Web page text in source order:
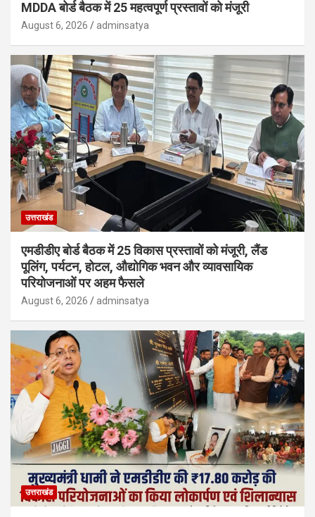
MDDA बोर्ड बैठक में 25 महत्वपूर्ण प्रस्तावों को मंजूरी
August 6, 2026 adminsatya
उत्तराखंड
एमडीडीए बोर्ड बैठक में 25 विकास प्रस्तावों को मंजूरी, लैंड
पूलिंग, पर्यटन, होटल, औद्योगिक भवन और व्यावसायिक
परियोजनाओं पर अहम फैसले
August 6, 2026 adminsatya
उत्तराखंड